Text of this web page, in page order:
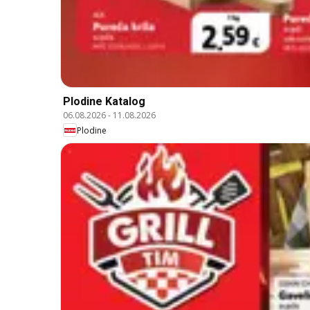
Plodine Katalog
06.08.2026- 11.08.2026
Plodine